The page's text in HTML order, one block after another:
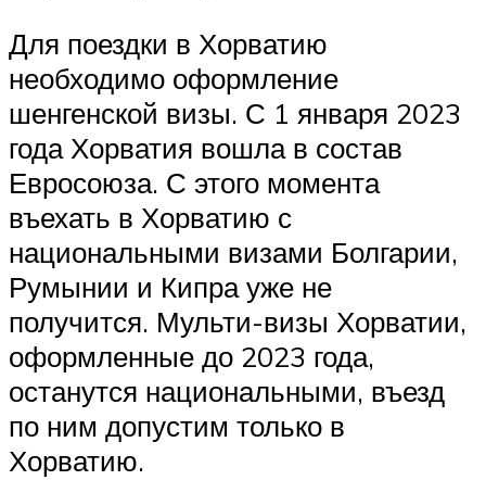
Для поездки в Хорватию
необходимо оформление
шенгенской визы. С 1 января 2023
года Хорватия вошла в состав
Евросоюза. С этого момента
въехать в Хорватию с
национальными визами Болгарии,
Румынии и Кипра уже не
получится. Мульти-визы Хорватии,
оформленные до 2023 года,
останутся национальными, въезд
по ним допустим только в
Хорватию.